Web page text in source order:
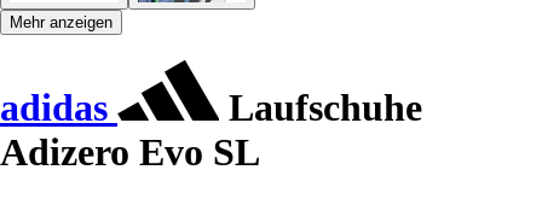
Mehr anzeigen
adidas
Laufschuhe
Adizero Evo SL